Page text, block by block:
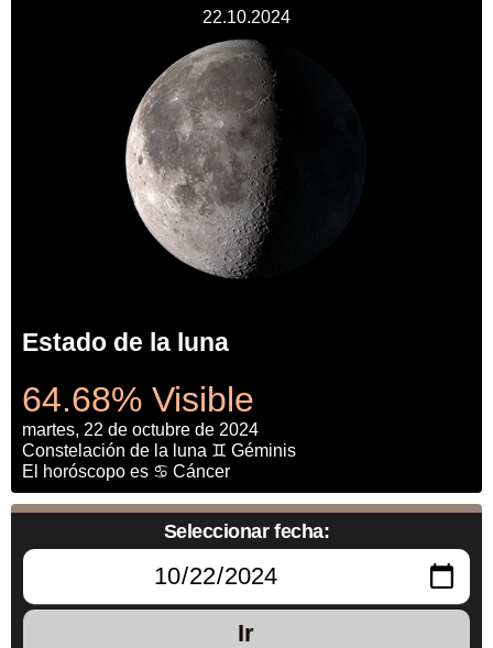
22.10.2024
Estado de la luna
64.68% Visible
martes, 22 de octubre de 2024
Constelación de la luna ♊ Géminis
El horóscopo es ♋ Cáncer
Seleccionar fecha:
Ir